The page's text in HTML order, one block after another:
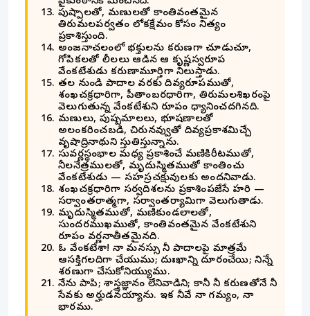
పుష్పాలతో, మణులతో కాంతివంతమైన
తిరుమలపర్వతం లోకక్షేమం కోసం నిత్యం
ప్రకాశిస్తుంది.
అంజనాచలంలో భక్తులను కరుణగా చూడుచూ,
గోపికలతో లీలలు ఆడిన ఆ కృష్ణస్వరూప
వేంకటేశుడు కరుణామూర్తిగా నిలుస్తాడు.
తల నుండి పాదాల వరకు దివ్యరూపముతో,
శంఖచక్రధారిగా, పీతాంబరధారిగా, తిరుమలశిఖరంపై
వెలుగుతున్న వేంకటేశుని రూపం ధ్యానించదగినది.
మణులు, పుష్పమాలలు, భూషణాలతో
అలంకరించబడి, చిరునవ్వుతో దివ్యప్రకాశమిచ్చే
వృషాద్రినాథుని స్తుతిస్తున్నాను.
సువర్ణస్థంభాల మధ్య ప్రకాశించే మణికిరీటముతో,
నీలనేత్రములతో, మృదుస్మితముతో కాంతించు
వేంకటేశుడు — సహస్రచక్షువులకు అందనివాడు.
శంఖచక్రధారిగా సర్వదిశలను ప్రకాశింపజేసే హరి —
సర్వాంతరాత్మగా, సర్వాంతర్యామిగా వెలుగుతాడు.
మృదుస్మితముతో, మణికుండలాలతో,
సుందరముఖముతో, కాంతివంతమైన వేంకటేశుని
రూపం వర్ణనాతీతమైనది.
ఓ వేంకటేశా! నా మనస్సు నీ పాదాలపై మాత్రమే
ఆసక్తిగలదిగా చేయుము; దుఃఖాన్ని దూరంచేయి; నిన్నే
శరణుగా చేసుకోనియ్యుము.
నేను పాపి; శాస్త్రజ్ఞానం లేనివాడిని; కానీ నీ కరుణతోనే నీ
సేవకు అర్హుడనయ్యాను. ఇక నీవే నా గమ్యం, నా
భారము.